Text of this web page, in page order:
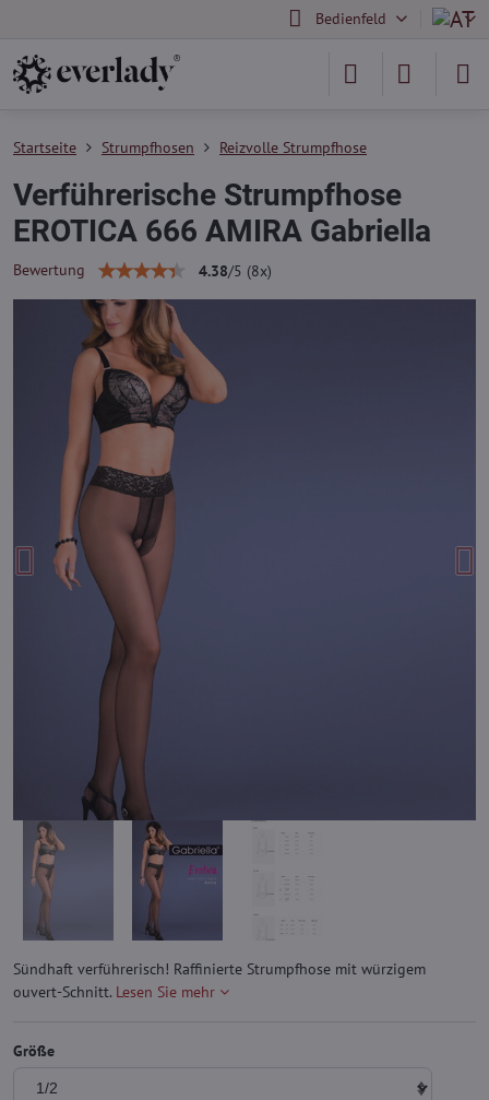
Bedienfeld
Startseite Strumpfhosen Reizvolle Strumpfhose
Verführerische Strumpfhose
EROTICA 666 AMIRA Gabriella
Bewertung 4.38/5 (8x)
Sündhaft verführerisch! Raffinierte Strumpfhose mit würzigem
ouvert-Schnitt. Lesen Sie mehr
Größe